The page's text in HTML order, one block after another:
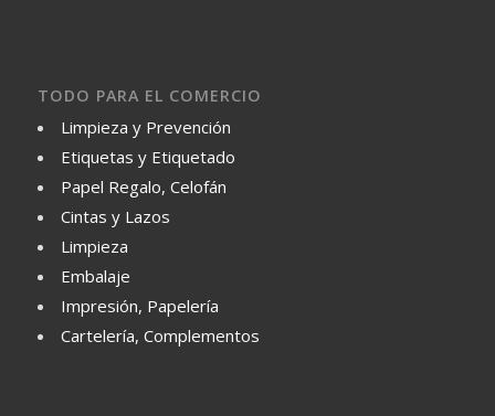
TODO PARA EL COMERCIO
Limpieza y Prevención
Etiquetas y Etiquetado
Papel Regalo, Celofán
Cintas y Lazos
Limpieza
Embalaje
Impresión, Papelería
Cartelería, Complementos